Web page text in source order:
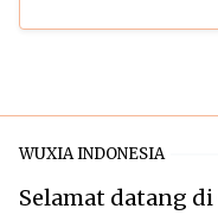
WUXIA INDONESIA
Selamat datang di